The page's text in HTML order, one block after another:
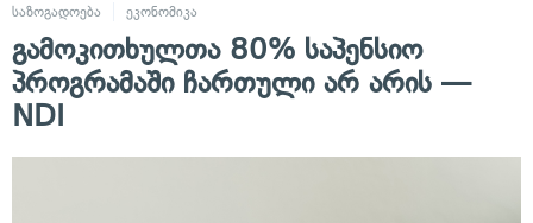
საზოგადოება
ეკონომიკა
გამოკითხულთა 80% საპენსიო
პროგრამაში ჩართული არ არის —
NDI